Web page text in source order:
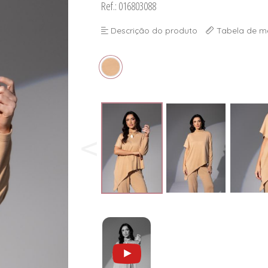
Ref.: 016803088
Descrição do produto Tabela de